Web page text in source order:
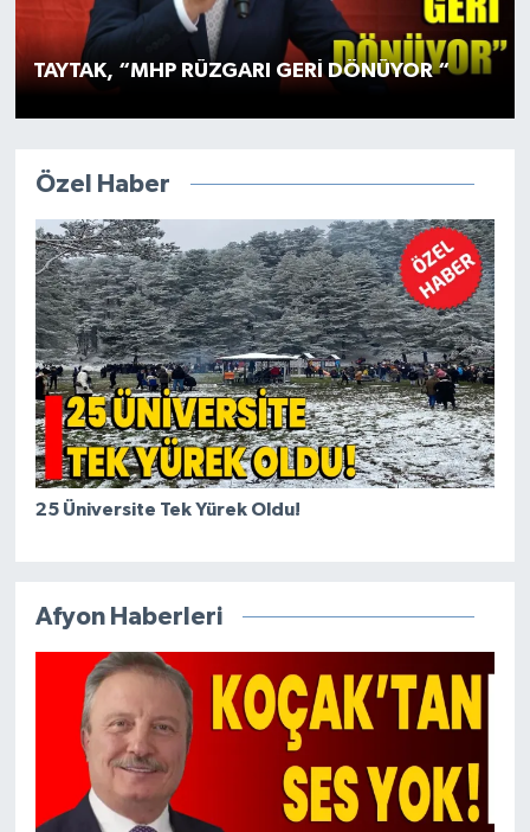
TAYTAK, “MHP RÜZGARI GERİ DÖNÜYOR “
Özel Haber
25 Üniversite Tek Yürek Oldu!
Afyon Haberleri